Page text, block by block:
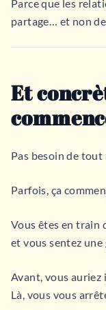
Parce que les
partage… et non
Et
Pas besoin de
Parfois, ça
Vous êtes en train
et vous sentez une
Avant, vous auriez
Là, vous vous